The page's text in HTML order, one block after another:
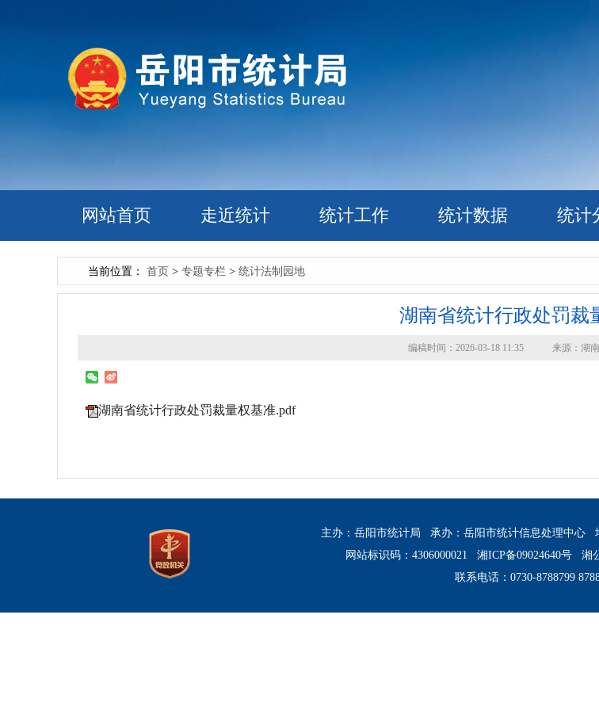
网站首页 走近统计 统计工作 统计数据 统计
当前位置： 首页 > 专题专栏 > 统计法制园地
湖南省统计行政处罚裁
编稿时间：2026-03-18 11:35 来源：
湖南省统计行政处罚裁量权基准.pdf
主办：岳阳市统计局 承办：岳阳市统计信息处理中心
网站标识码：4306000021
湘ICP备09024640号
湘
联系电话：0730-8788799